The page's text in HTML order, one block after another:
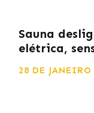
Sauna
elétrica,
28 DE JANEIRO